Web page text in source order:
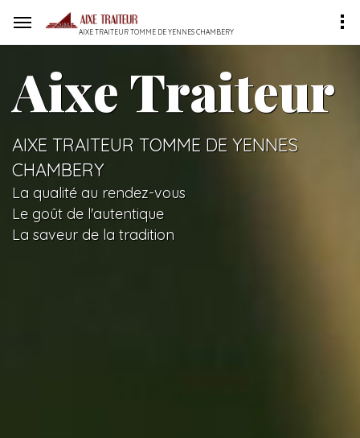
AIXE TRAITEUR TOMME DE YENNES CHAMBERY
Aixe Traiteur
AIXE TRAITEUR TOMME DE YENNES
CHAMBERY
La qualité au rendez-vous
Le goût de l'autentique
La saveur de la tradition